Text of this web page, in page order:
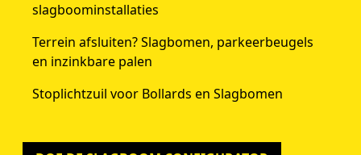
slagboominstallaties
Terrein afsluiten? Slagbomen, parkeerbeugels
en inzinkbare palen
Stoplichtzuil voor Bollards en Slagbomen